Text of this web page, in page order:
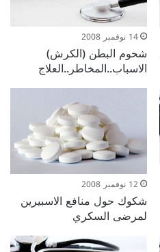
14 نوفمبر 2008
شحوم البطن (الكرش)
الاسباب..المخاطر..العلاج
12 نوفمبر 2008
شكوك حول منافع الاسبيرين
لمرضى السكري